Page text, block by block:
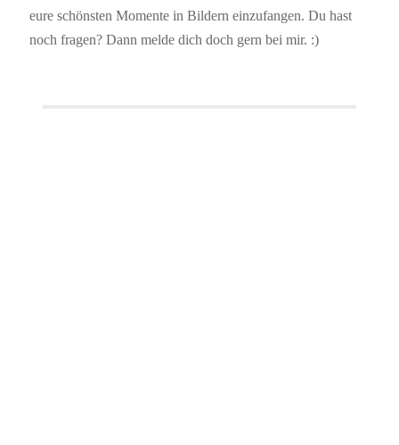
eure schönsten Momente in Bildern einzufangen. Du hast
noch fragen? Dann melde dich doch gern bei mir. :)